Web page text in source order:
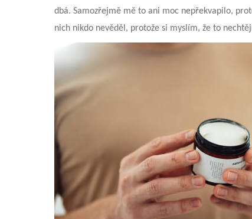
dbá. Samozřejmě mě to ani moc nepřekvapilo,
nich nikdo nevěděl, protože si myslím, že to